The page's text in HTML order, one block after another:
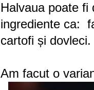
Halvaua poate fi
ingrediente ca:
cartofi și dovleci.
Am facut o